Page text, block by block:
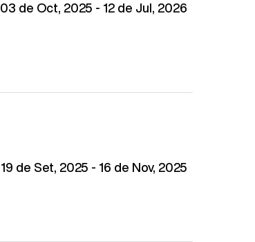
03 de Oct, 2025 - 12 de Jul, 2026
19 de Set, 2025 - 16 de Nov, 2025